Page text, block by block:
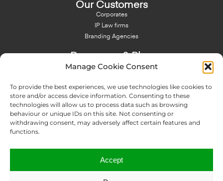
Manage Cookie Consent
To provide the best experiences, we use technologies like cookies to
store and/or access device information. Consenting to these
technologies will allow us to process data such as browsing
behaviour or unique IDs on this site. Not consenting or
withdrawing consent, may adversely affect certain features and
functions.
Accept
Our Customers
Corporates
IP Law firms
Branding Agencies
Blog
Domain Names Search
About Us
Expertise
Team
Memberships
Contact us